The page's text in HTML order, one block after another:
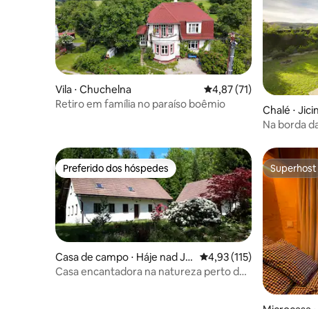
Vila ⋅ Chuchelna 4,87 de uma avaliação
4,87 (71)
Retiro em família no paraíso boêmio
Chalé ⋅ Jicin
Na borda
Preferido dos hóspedes
Preferido dos hóspedes
Casa de campo ⋅ Háje nad Jiz
erou
4,93 de uma avaliação
4,93 (115)
Casa encantadora na natureza perto de
Superhost
Superhost